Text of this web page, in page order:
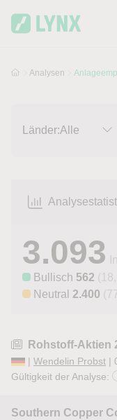
Analysen
Länder:Alle
3.093
Bullisch 562
Neutral 2.400
Rohstoff-Aktien
| Wendelin Probst |
Gültigkeit der Analyse:
Southern Copper